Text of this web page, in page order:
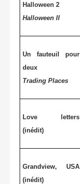
Halloween 2
Halloween II
Un fauteuil pour
deux
Trading Places
Love letters
(inédit)
Grandview, USA
(inédit)